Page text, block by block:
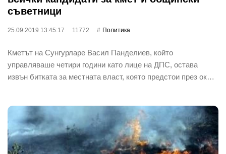
съветници
25.09.2019 13:45:17 11772 Политика
Кметът на Сунгурларе Васил Панделиев, който
управляваше четири години като лице на ДПС, остава
извън битката за местната власт, която предстои през ок…